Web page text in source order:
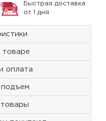
Быстрая доставка
от 1 дня
оплата